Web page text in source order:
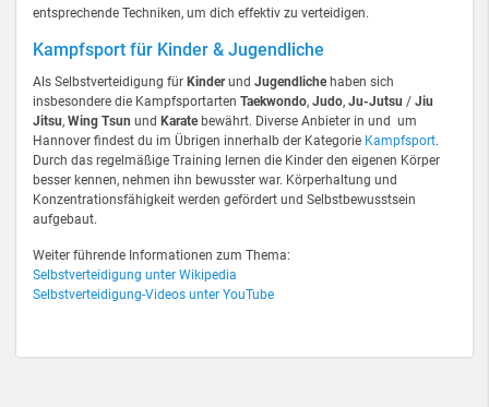
entsprechende Techniken, um dich effektiv zu verteidigen.
Kampfsport für Kinder & Jugendliche
Als Selbstverteidigung für Kinderund Jugendlichehaben sich
insbesondere die Kampfsportarten Taekwondo, Judo, Ju-Jutsu / Jiu
Jitsu, Wing Tsun und Karatebewährt. Diverse Anbieter in und um
Hannover findest du im Übrigen innerhalb der Kategorie Kampfsport.
Durch das regelmäßige Training lernen die Kinder den eigenen Körper
besser kennen, nehmen ihn bewusster war. Körperhaltung und
Konzentrationsfähigkeit werden gefördert und Selbstbewusstsein
aufgebaut.
Weiter führende Informationen zum Thema:
Selbstverteidigung unter Wikipedia
Selbstverteidigung-Videos unter YouTube